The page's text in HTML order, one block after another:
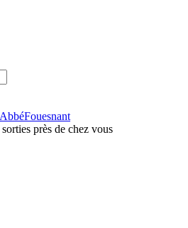
Fouesnant
près de chez vous